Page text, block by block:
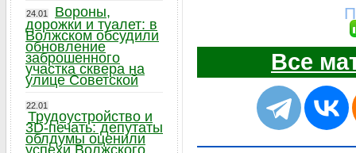
Все
24.01
Вороны,
дорожки и туалет: в
Волжском обсудили
обновление
заброшенного
участка сквера на
улице Советской
22.01
Трудоустройство и
3D-печать: депутаты
облдумы оценили
успехи Волжского